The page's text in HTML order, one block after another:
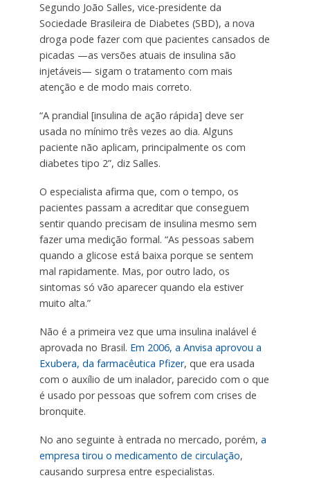
Segundo João Salles, vice-presidente da
Sociedade Brasileira de Diabetes (SBD), a nova
droga pode fazer com que pacientes cansados de
picadas —​as versões atuais de insulina são
injetáveis— sigam o tratamento com mais
atenção e de modo mais correto.
“A prandial [insulina de ação rápida] deve ser
usada no mínimo três vezes ao dia. Alguns
paciente não aplicam, principalmente os com
diabetes tipo 2”, diz Salles.
O especialista afirma que, com o tempo, os
pacientes passam a acreditar que conseguem
sentir quando precisam de insulina mesmo sem
fazer uma medição formal. “As pessoas sabem
quando a glicose está baixa porque se sentem
mal rapidamente. Mas, por outro lado, os
sintomas só vão aparecer quando ela estiver
muito alta.”
Não é a primeira vez que uma insulina inalável é
aprovada no Brasil. Em 2006, a Anvisa aprovou a
Exubera, da farmacêutica Pfizer, que era usada
com o auxílio de um inalador, parecido com o que
é usado por pessoas que sofrem com crises de
bronquite.
No ano seguinte à entrada no mercado, porém, a
empresa tirou o medicamento de circulação,
causando surpresa entre especialistas.